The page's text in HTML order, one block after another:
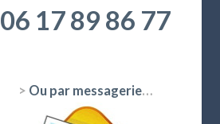
06 17 89 86 77
> Ou par messagerie…